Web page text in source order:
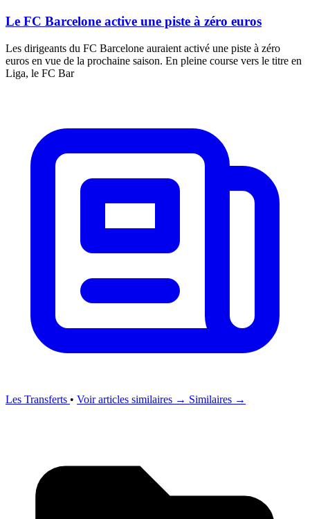
Le FC Barcelone active une piste à zéro euros
Les dirigeants du FC Barcelone auraient activé une piste à zéro
euros en vue de la prochaine saison. En pleine course vers le titre en
Liga, le FC Bar
Les Transferts • Voir articles similaires → Similaires →